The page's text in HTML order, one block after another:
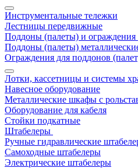
Инструментальные тележки
Лестницы передвижные
Поддоны (палеты) и ограждения
Поддоны (палеты)
Ограждения для поддонов
Лотки, кассетницы и системы
Навесное оборудование
Металлические шкафы с
Оборудование для кабеля
Стойки подкатные
Штабелеры
Ручные гидравлические
Самоходные штабелеры
Электрические штабелеры